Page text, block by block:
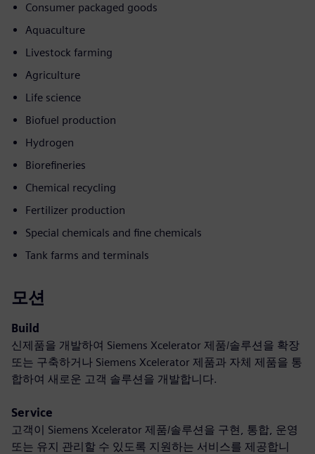
Consumer packaged goods
Aquaculture
Livestock farming
Agriculture
Life science
Biofuel production
Hydrogen
Biorefineries
Chemical recycling
Fertilizer production
Special chemicals and fine chemicals
Tank farms and terminals
모션
Build
신제품을 개발하여 Siemens Xcelerator 제품/솔루션을 확장
또는 구축하거나 Siemens Xcelerator 제품과 자체 제품을 통
합하여 새로운 고객 솔루션을 개발합니다.
Service
고객이 Siemens Xcelerator 제품/솔루션을 구현, 통합, 운영
또는 유지 관리할 수 있도록 지원하는 서비스를 제공합니